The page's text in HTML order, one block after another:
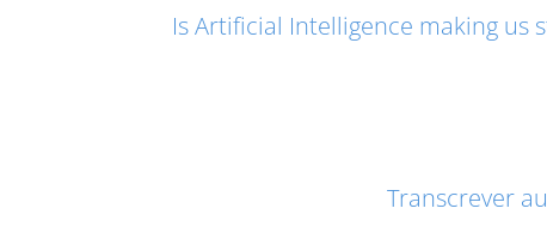
Is Artificial Intelligence making us
Transcrever